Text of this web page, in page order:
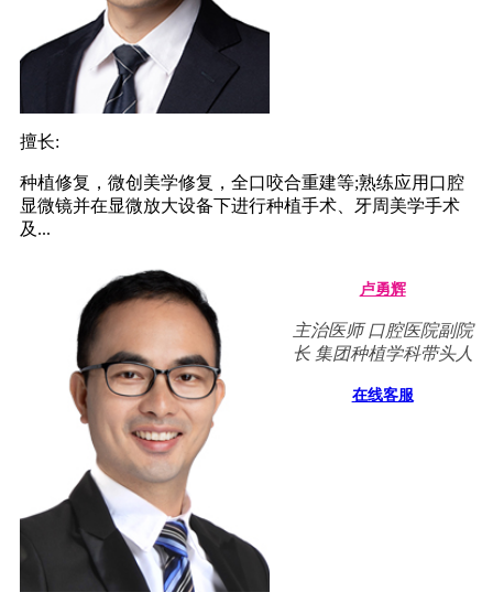
擅长:
种植修复，微创美学修复，全口咬合重建等;熟练应用口腔
显微镜并在显微放大设备下进行种植手术、牙周美学手术
及...
卢勇辉
主治医师 口腔医院副院
长 集团种植学科带头人
在线客服